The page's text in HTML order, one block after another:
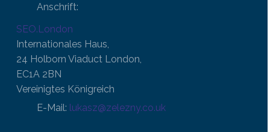
Anschrift:
SEO.London
Internationales Haus,
24 Holborn Viaduct London,
EC1A 2BN
Vereinigtes Königreich
E-Mail: lukasz@zelezny.co.uk